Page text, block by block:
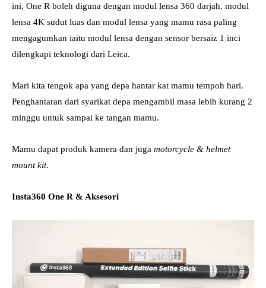
ini, One R boleh diguna dengan modul lensa 360 darjah, modul
lensa 4K sudut luas dan modul lensa yang mamu rasa paling
mengagumkan iaitu modul lensa dengan sensor bersaiz 1 inci
dilengkapi teknologi dari Leica.
Mari kita tengok apa yang depa hantar kat mamu tempoh hari.
Penghantaran dari syarikat depa mengambil masa lebih kurang 2
minggu untuk sampai ke tangan mamu.
Mamu dapat produk kamera dan juga motorcycle & helmet
mount kit.
Insta360 One R & Aksesori